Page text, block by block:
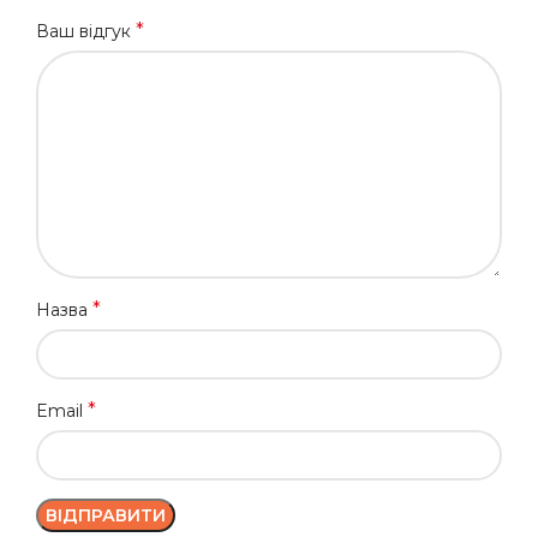
Ваш відгук *
Назва *
Email *